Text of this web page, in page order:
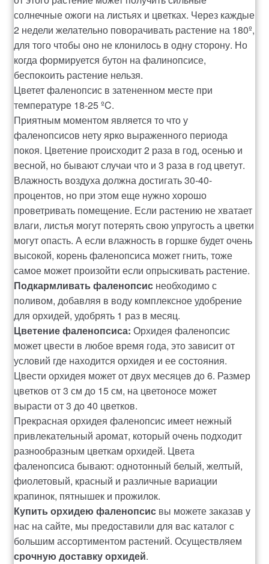
солнечные ожоги на листьях и цветках. Через каждые
2 недели желательно поворачивать растение на 180º,
для того чтобы оно не клонилось в одну сторону. Но
когда формируется бутон на фалинопсисе,
беспокоить растение нельзя.
Цветет фаленопсис в затененном месте при
температуре 18-25 ºC.
Приятным моментом является то что у
фаленопсисов нету ярко выраженного периода
покоя. Цветение происходит 2 раза в год, осенью и
весной, но бывают случаи что и 3 раза в год цветут.
Влажность воздуха должна достигать 30-40-
процентов, но при этом еще нужно хорошо
проветривать помещение. Если растению не хватает
влаги, листья могут потерять свою упругость а цветки
могут опасть. А если влажность в горшке будет очень
высокой, корень фаленопсиса может гнить, тоже
самое может произойти если опрыскивать растение.
Подкармливать фаленопсиснеобходимо с
поливом, добавляя в воду комплексное удобрение
для орхидей, удобрять 1 раз в месяц.
Цветение фаленопсиса: Орхидея фаленопсис
может цвести в любое время года, это зависит от
условий где находится орхидея и ее состояния.
Цвести орхидея может от двух месяцев до 6. Размер
цветков от 3 см до 15 см, на цветоносе может
вырасти от 3 до 40 цветков.
Прекрасная орхидея фаленопсис имеет нежный
привлекательный аромат, который очень подходит
разнообразным цветкам орхидей. Цвета
фаленопсиса бывают: однотонный белый, желтый,
фиолетовый, красный и различные вариации
крапинок, пятнышек и прожилок.
Купить орхидею фаленопсисвы можете заказав у
нас на сайте, мы предоставили для вас каталог с
большим ассортиментом растений. Осуществляем
срочную доставку орхидей.